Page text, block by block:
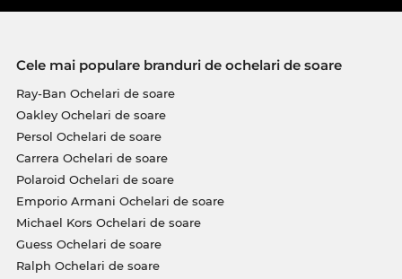
Cele mai populare branduri de ochelari de soare
Ray-Ban Ochelari de soare
Oakley Ochelari de soare
Persol Ochelari de soare
Carrera Ochelari de soare
Polaroid Ochelari de soare
Emporio Armani Ochelari de soare
Michael Kors Ochelari de soare
Guess Ochelari de soare
Ralph Ochelari de soare